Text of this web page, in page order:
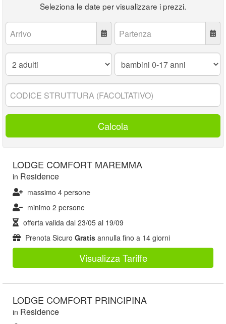
Seleziona le date per visualizzare i prezzi.
Arrivo: Partenza:
Adulti:
Bambini
17
Codice
struttura:
Calcola
LODGE COMFORT MAREMMA
in Residence
massimo 4 persone
minimo 2 persone
offerta valida dal 23/05 al 19/09
Prenota Sicuro Gratis annulla fino a 14 giorni
Visualizza Tariffe
LODGE COMFORT PRINCIPINA
in Residence